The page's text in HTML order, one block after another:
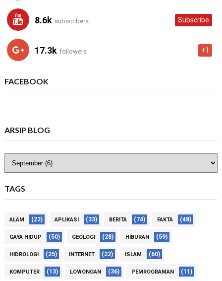
8.6k subscribers Subscribe
17.3k followers +1
FACEBOOK
ARSIP BLOG
TAGS
ALAM (23) APLIKASI (33) BERITA (74) FAKTA (48)
GAYA HIDUP (50) GEOLOGI (28) HIBURAN (59)
HIDROLOGI (25) INTERNET (22) ISLAM (60)
KOMPUTER (13) LOWONGAN (36) PEMROGRAMAN (11)